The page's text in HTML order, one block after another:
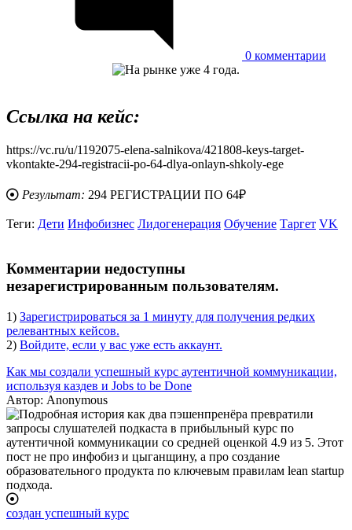
0 комментарии
Ссылка на кейс:
https://vc.ru/u/1192075-elena-salnikova/421808-keys-target-
vkontakte-294-registracii-po-64-dlya-onlayn-shkoly-ege
Результат: 294 РЕГИСТРАЦИИ ПО 64₽
Теги: Дети Инфобизнес Лидогенерация Обучение Таргет VK
body
Комментарии недоступны
незарегистрированным пользователям.
1) Зарегистрироваться за 1 минуту для получения редких
релевантных кейсов.
2) Войдите, если у вас уже есть аккаунт.
Как мы создали успешный курс аутентичной коммуникации,
используя каздев и Jobs to be Done
Автор: Anonymous
создан успешный курс
body